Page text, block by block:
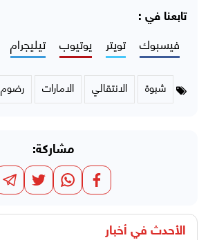
تابعنا في :
فيسبوك تويتر يوتيوب تيليجرام
شبوة الانتقالي الامارات رضوم
مشاركة:
الأحدث في أخبار